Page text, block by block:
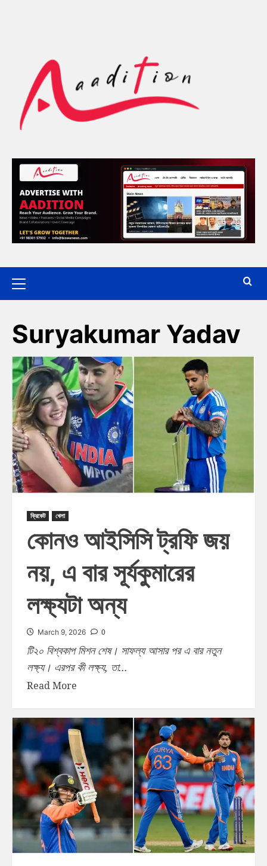
Suryakumar Yadav
ক্রিকেট খেলা
কোনও আইসিসি ট্রফি জয়
নয়, এ বার সূর্যকুমারের
লক্ষ্যটা অন্য
March 9, 2026 0
টি২০ বিশ্বকাপ মিশন শেষ। সাফল্য আসার পর এ বার নতুন
লক্ষ্য। এরপর কী লক্ষ্য, তা...
Read More